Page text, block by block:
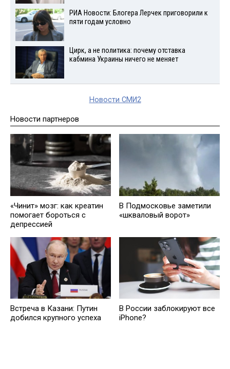
РИА Новости: Блогера Лерчек приговорили к
пяти годам условно
Цирк, а не политика: почему отставка
кабмина Украины ничего не меняет
Новости СМИ2
Новости партнеров
«Чинит» мозг: как креатин
помогает бороться с
депрессией
В Подмосковье заметили
«шкваловый ворот»
Встреча в Казани: Путин
добился крупного успеха
В России заблокируют все
iPhone?